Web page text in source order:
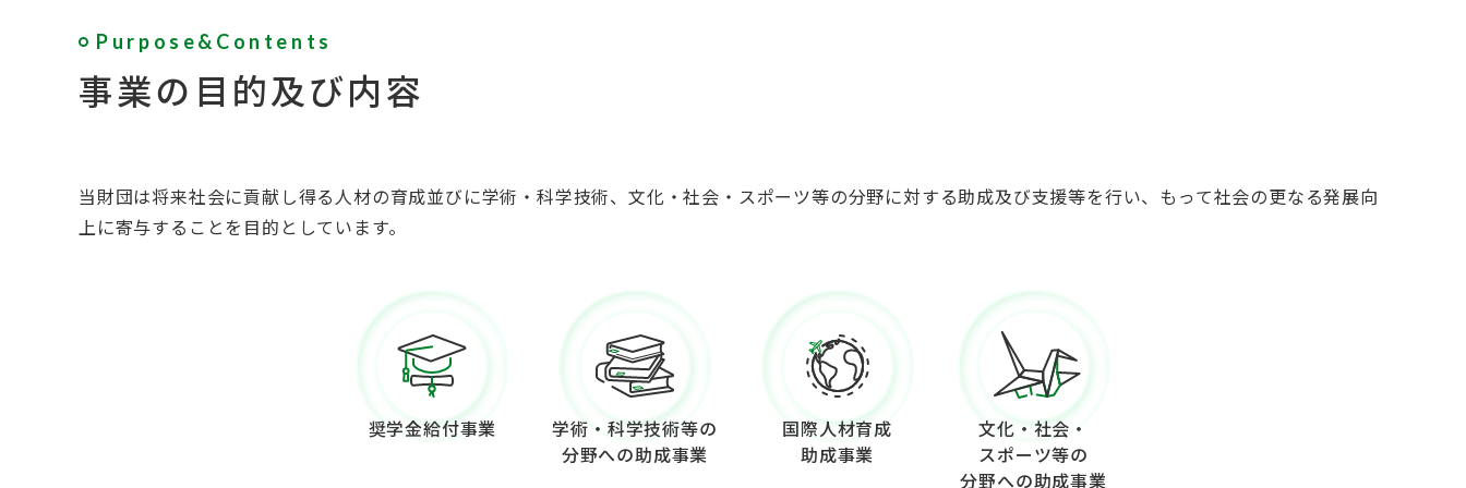
Purpose&Contents
事業の目的及び内容
当財団は将来社会に貢献し得る人材の育成並びに学術・科学技術、文化・社会・スポーツ等の分野に対する助成及び支援等を行い、もって社会の更なる発展向
上に寄与することを目的としています。
奨学金給付事業
学術・科学技術等の
分野への助成事業
国際人材育成
助成事業
文化・社会・
スポーツ等の
分野への助成事業